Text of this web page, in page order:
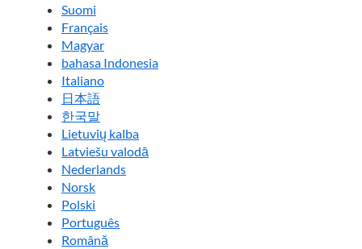
Suomi
Français
Magyar
bahasa Indonesia
Italiano
日本語
한국말
Lietuvių kalba
Latviešu valodā
Nederlands
Norsk
Polski
Português
Română